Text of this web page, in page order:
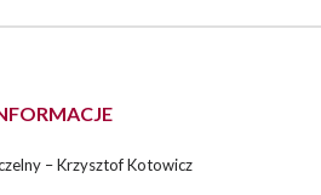
– Krzysztof Kotowicz